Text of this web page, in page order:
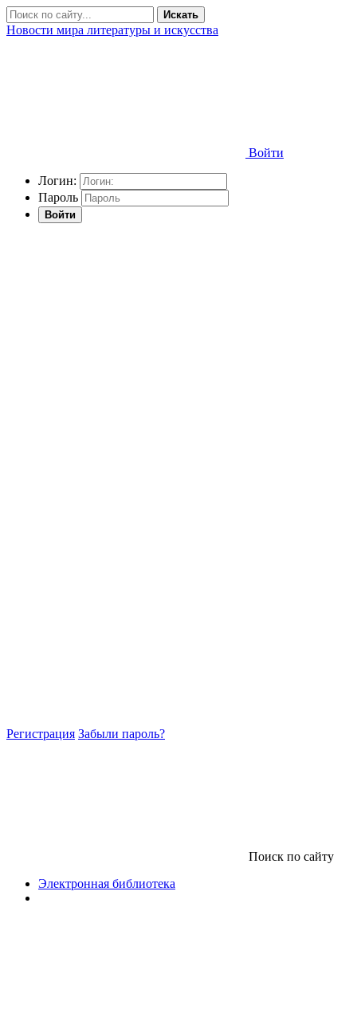
Искать
Новости мира литературы и искусства
Войти
Логин:
Пароль
Войти
Регистрация Забыли пароль?
Поиск по сайту
Электронная библиотека